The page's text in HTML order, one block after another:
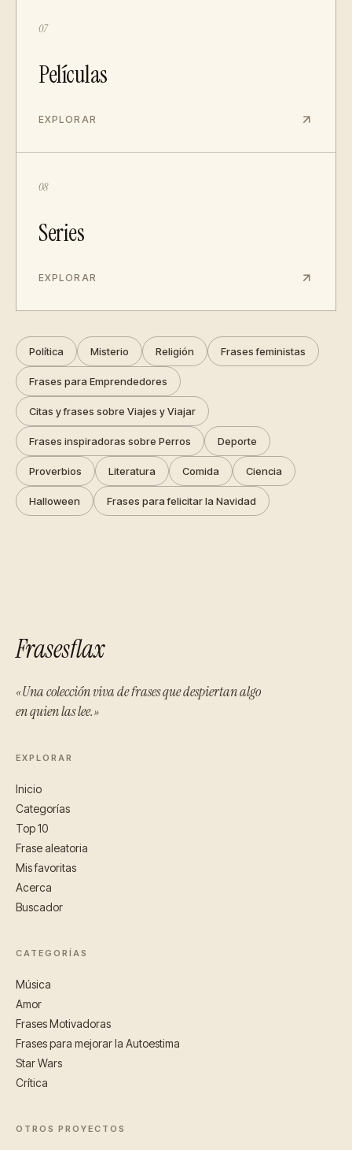
07
Películas
EXPLORAR
08
Series
EXPLORAR
Política Misterio Religión Frases feministas
Frases para Emprendedores
Citas y frases sobre Viajes y Viajar
Frases inspiradoras sobre Perros Deporte
Proverbios Literatura Comida Ciencia
Halloween Frases para felicitar la Navidad
Frasesflax
«Una colección viva de frases que despiertan algo
en quien las lee.»
EXPLORAR
Inicio
Categorías
Top 10
Frase aleatoria
Mis favoritas
Acerca
Buscador
CATEGORÍAS
Música
Amor
Frases Motivadoras
Frases para mejorar la Autoestima
Star Wars
Crítica
OTROS PROYECTOS